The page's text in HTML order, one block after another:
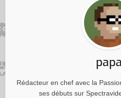
papa
Rédacteur en chef avec la
ses débuts sur